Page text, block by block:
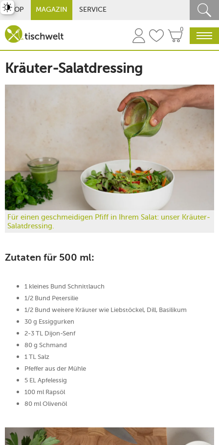
SHOP MAGAZIN SERVICE
0
Kräuter-Salatdressing
Für einen geschmeidigen Pfiff in Ihrem Salat: unser Kräuter-
Salatdressing.
Zutaten für 500 ml:
1 kleines Bund Schnittlauch
1/2 Bund Petersilie
1/2 Bund weitere Kräuter wie Liebstöckel, Dill, Basilikum
30 g Essiggurken
2-3 TL Dijon-Senf
80 g Schmand
1 TL Salz
Pfeffer aus der Mühle
5 EL Apfelessig
100 ml Rapsöl
80 ml Olivenöl
umschalten